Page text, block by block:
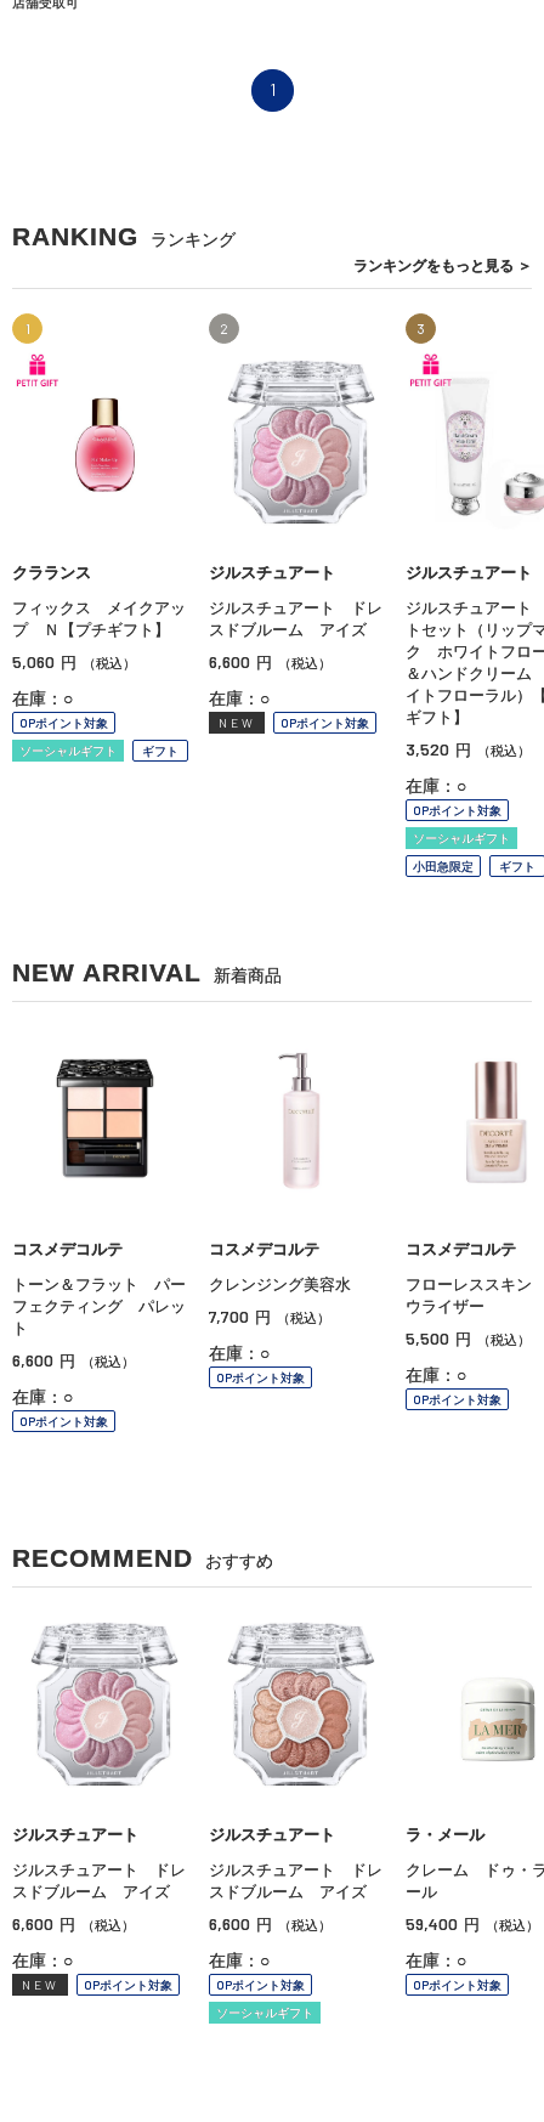
1
RANKING ランキング
ランキングをもっと見る ＞
1
クラランス
フィックス メイクアッ
プ Ｎ【プチギフト】
5,060 円 （税込）
在庫：○
OPポイント対象
ソーシャルギフト
ギフト
2
ジルスチュアート
ジルスチュアート ドレ
スドブルーム アイズ
6,600 円 （税込）
在庫：○
NEW OPポイント対象
3
ジルスチュアート
ジルスチュアー
トセット（リップ
ク ホワイトフロ
＆ハンドクリー
イトフローラル）
ギフト】
3,520 円 （税込）
在庫：○
OPポイント対象
ソーシャルギフト
小田急限定
ギフト
NEW ARRIVAL 新着商品
コスメデコルテ
トーン＆フラット パー
フェクティング パレッ
ト
6,600 円 （税込）
在庫：○
OPポイント対象
コスメデコルテ
クレンジング美容水
7,700 円 （税込）
在庫：○
OPポイント対象
コスメデコルテ
フローレススキ
ウライザー
5,500 円 （税込）
在庫：○
OPポイント対象
RECOMMEND おすすめ
ジルスチュアート
ジルスチュアート ドレ
スドブルーム アイズ
6,600 円 （税込）
在庫：○
NEW OPポイント対象
ジルスチュアート
ジルスチュアート ドレ
スドブルーム アイズ
6,600 円 （税込）
在庫：○
OPポイント対象
ソーシャルギフト
ラ・メール
クレーム ドゥ・
ール
59,400 円 （税込）
在庫：○
OPポイント対象